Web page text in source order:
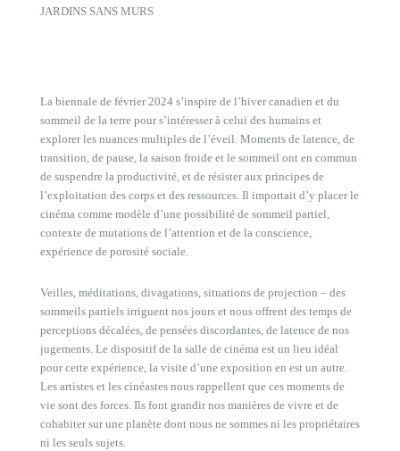
JARDINS SANS MURS
La biennale de février 2024 s’inspire de l’hiver canadien et du
sommeil de la terre pour s’intéresser à celui des humains et
explorer les nuances multiples de l’éveil. Moments de latence, de
transition, de pause, la saison froide et le sommeil ont en commun
de suspendre la productivité, et de résister aux principes de
l’exploitation des corps et des ressources. Il importait d’y placer le
cinéma comme modèle d’une possibilité de sommeil partiel,
contexte de mutations de l’attention et de la conscience,
expérience de porosité sociale.
Veilles, méditations, divagations, situations de projection – des
sommeils partiels irriguent nos jours et nous offrent des temps de
perceptions décalées, de pensées discordantes, de latence de nos
jugements. Le dispositif de la salle de cinéma est un lieu idéal
pour cette expérience, la visite d’une exposition en est un autre.
Les artistes et les cinéastes nous rappellent que ces moments de
vie sont des forces. Ils font grandir nos manières de vivre et de
cohabiter sur une planète dont nous ne sommes ni les propriétaires
ni les seuls sujets.